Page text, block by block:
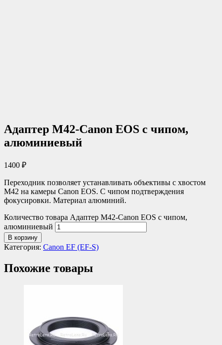
Адаптер М42-Canon EOS с чипом,
алюминиевый
1400 ₽
Переходник позволяет устанавливать объективы с хвостом
М42 на камеры Canon EOS. С чипом подтверждения
фокусировки. Материал алюминий.
Количество товара Адаптер М42-Canon EOS с чипом,
алюминиевый
В корзину
Категория: Canon EF (EF-S)
Похожие товары